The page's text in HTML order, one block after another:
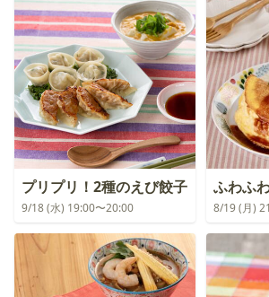
プリプリ！2種のえび餃子
9/18 (水) 19:00〜20:00
ふわふ
8/19 (月)